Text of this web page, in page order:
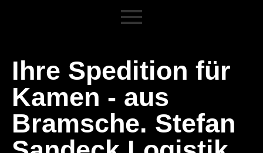
Ihre Spedition für
Kamen - aus
Bramsche. Stefan